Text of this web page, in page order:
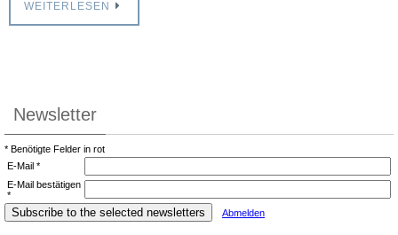
WEITERLESEN
Newsletter